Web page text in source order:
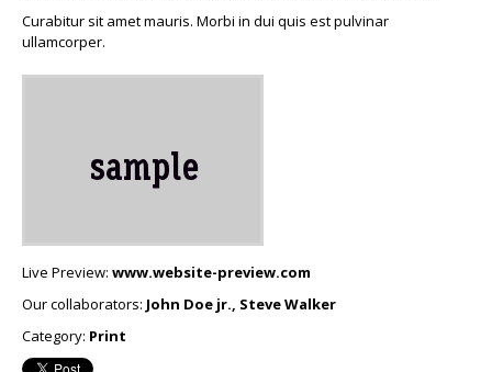
Curabitur sit amet mauris. Morbi in dui quis est pulvinar
ullamcorper.
Live Preview: www.website-preview.com
Our collaborators: John Doe jr., Steve Walker
Category: Print